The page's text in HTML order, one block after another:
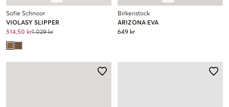
Sofie Schnoor
VIOLASY SLIPPER
514,50 kr1 029 kr
Birkenstock
ARIZONA EVA
649 kr